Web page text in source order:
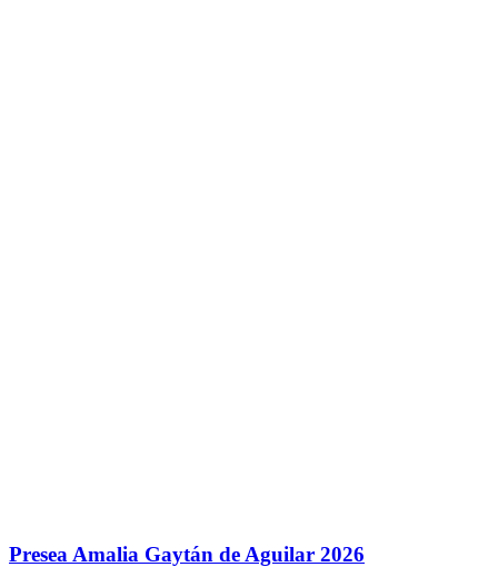
Presea Amalia Gaytán de Aguilar 2026